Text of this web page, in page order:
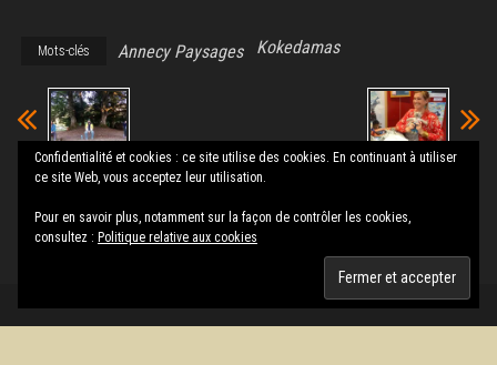
Mots-clés Annecy Paysages Kokedamas
« La
le Groupe
Fantôme
Confidentialité et cookies : ce site utilise des cookies. En continuant à utiliser
ce site Web, vous acceptez leur utilisation.
Pour en savoir plus, notamment sur la façon de contrôler les cookies,
consultez : Politique relative aux cookies